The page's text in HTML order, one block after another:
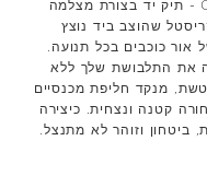
צעדו אל אור הזרקורים עם Camera Click - תיק יד בצורת מצלמה
שהוצב ביד נוצץ
אור כוכבים בכל תנועה.
את התלבושת שלך ללא
מנקד חליפת מכנסיים
קטנה ונצחית. כיצירה
וזוהר לא מתנצל.